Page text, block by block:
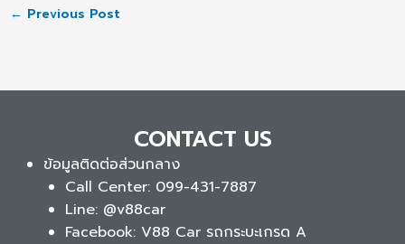
← Previous Post
CONTACT US
ข้อมูลติดต่อส่วนกลาง
Call Center: 099-431-7887
Line: @v88car
Facebook: V88 Car รถกระบะเกรด A